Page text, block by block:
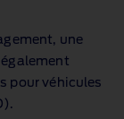
une
pour véhicules